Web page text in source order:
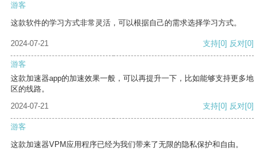
游客
这款软件的学习方式非常灵活，可以根据自己的需求选择学习方式。
2024-07-21 支持[0] 反对[0]
游客
这款加速器app的加速效果一般，可以再提升一下，比如能够支持更多地
区的线路。
2024-07-21
支持[0] 反对[0]
游客
这款加速器VPM应用程序已经为我们带来了无限的隐私保护和自由。